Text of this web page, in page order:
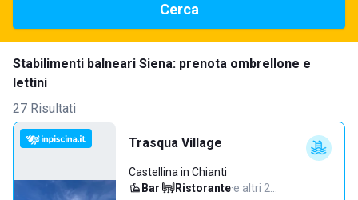
Cerca
Stabilimenti balneari Siena: prenota ombrellone e
lettini
27 Risultati
Trasqua Village
Castellina in Chianti
Bar· Ristorante·e altri 2…